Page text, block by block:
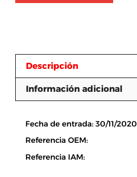
Descripción
Información adicional
Fecha de entrada: 30/11/2020
Referencia OEM:
Referencia IAM: